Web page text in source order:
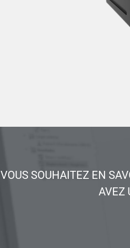
VOUS SOUHAITEZ EN
AVEZ